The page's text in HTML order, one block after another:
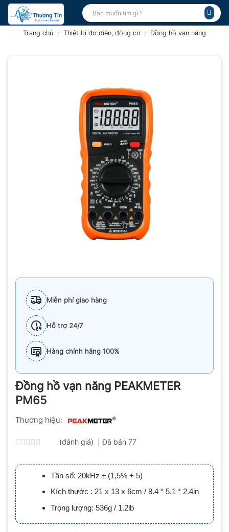
Bỏ
qua
Tìm
kiếm:
Trang chủ / Thiết bị đo điện, động cơ / Đồng hồ vạn năng
Miễn phí giao hàng
Hỗ trợ 24/7
Hàng chính hãng 100%
Đồng hồ vạn năng PEAKMETER
PM65
Thương hiệu:
xếp
hạng
0.0
5
sao
(đánh giá) Đã bán 77
Tần số: 20kHz ± (1,5% + 5)
Kích thước : 21 x 13 x 6cm / 8.4 * 5.1 * 2.4in
Trọng lượng: 536g / 1.2lb